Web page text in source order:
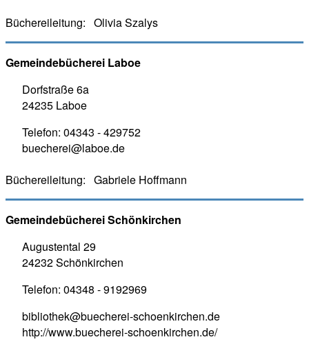
Büchereileitung: Olivia Szalys
Gemeindebücherei Laboe
Dorfstraße 6a
24235 Laboe
Telefon: 04343 - 429752
buecherei@laboe.de
Büchereileitung: Gabriele Hoffmann
Gemeindebücherei Schönkirchen
Augustental 29
24232 Schönkirchen
Telefon: 04348 - 9192969
bibliothek@buecherei-schoenkirchen.de
http://www.buecherei-schoenkirchen.de/